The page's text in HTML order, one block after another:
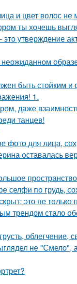
и цвет волос не
ты хочешь
это утверждение
быть стойким и
1.
даже
танцев!
фото для лица,
оставалась
селфи по грудь,
это не только
трендом стало
облегчение,
не "Смело",